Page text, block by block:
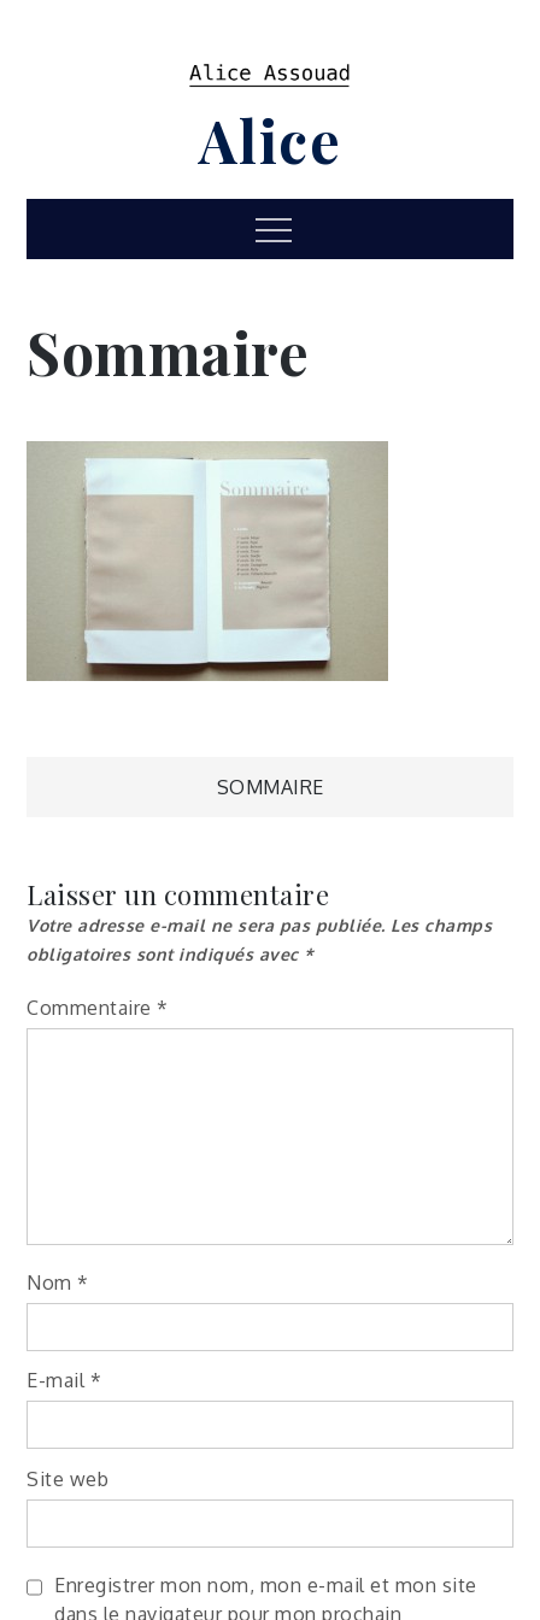
Alice
Menu
Sommaire
Navigation
de
l’article
SOMMAIRE
Laisser un commentaire
Votre adresse e-mail ne sera pas publiée. Les champs
obligatoires sont indiqués avec *
Commentaire *
Nom *
E-mail *
Site web
Enregistrer mon nom, mon e-mail et mon site
dans le navigateur pour mon prochain